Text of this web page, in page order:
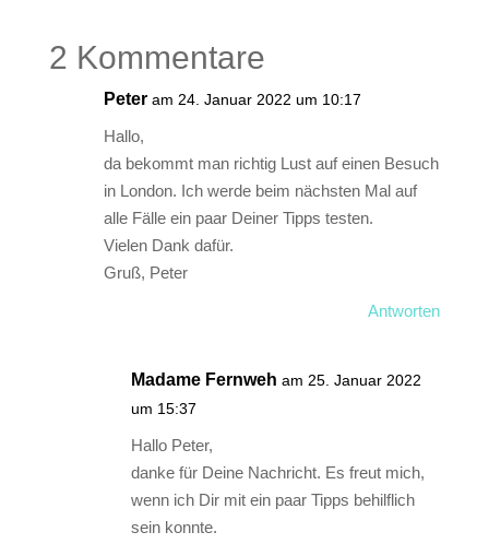
2 Kommentare
Peter am 24. Januar 2022 um 10:17
Hallo,
da bekommt man richtig Lust auf einen Besuch
in London. Ich werde beim nächsten Mal auf
alle Fälle ein paar Deiner Tipps testen.
Vielen Dank dafür.
Gruß, Peter
Antworten
Madame Fernweh am 25. Januar 2022
um 15:37
Hallo Peter,
danke für Deine Nachricht. Es freut mich,
wenn ich Dir mit ein paar Tipps behilflich
sein konnte.